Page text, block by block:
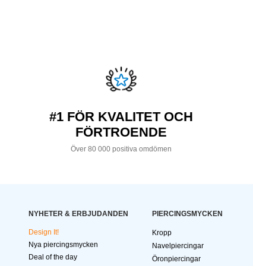
#1 FÖR KVALITET OCH
FÖRTROENDE
Över 80 000 positiva omdömen
NYHETER & ERBJUDANDEN
Design It!
Nya piercingsmycken
Deal of the day
PIERCINGSMYCKEN
Kropp
Navelpiercingar
Öronpiercingar